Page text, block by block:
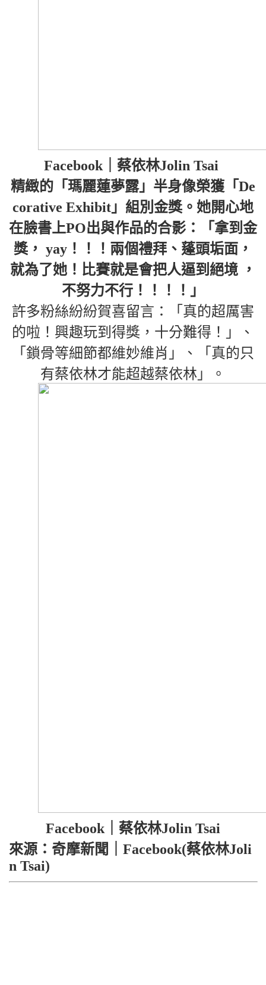
Facebook｜蔡依林Jolin Tsai
精緻的「瑪麗蓮夢露」半身像榮獲「De
corative Exhibit」組別金獎。她開心地
在臉書上PO出與作品的合影：「拿到金
獎， yay！！！兩個禮拜、蓬頭垢面，
就為了她！比賽就是會把人逼到絕境 ，
不努力不行！！！！」
許多粉絲紛紛賀喜留言：「真的超厲害
的啦！興趣玩到得獎，十分難得！」、
「鎖骨等細節都維妙維肖」、「真的只
有蔡依林才能超越蔡依林」。
Facebook｜蔡依林Jolin Tsai
來源：奇摩新聞｜Facebook(蔡依林Joli
n Tsai)